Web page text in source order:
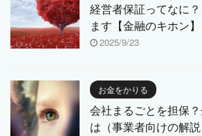
経営者保証ってなに
ます【金融のキホン】
2025/9/23
お金をかりる
会社まるごとを担保
は（事業者向けの解説